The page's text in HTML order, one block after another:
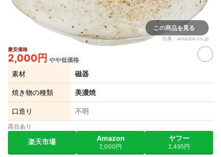
この商品を見る
出典： amazon.co.jp
最安価格
2,000円 やや低価格
素材 磁器
焼き物の種類 美濃焼
口造り 不明
高台あり
楽天市場 Amazon
2,000円
ヤフー
2,495円